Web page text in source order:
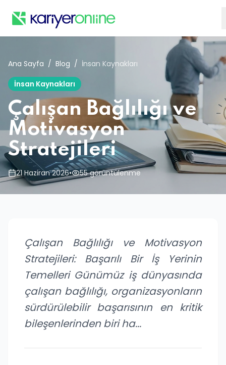
Ana Sayfa / Blog / İnsan Kaynakları
İnsan Kaynakları
Çalışan Bağlılığı ve
Motivasyon
Stratejileri
21 Haziran 2026• 55 görüntülenme
Çalışan Bağlılığı ve Motivasyon
Stratejileri: Başarılı Bir İş Yerinin
Temelleri Günümüz iş dünyasında
çalışan bağlılığı, organizasyonların
sürdürülebilir başarısının en kritik
bileşenlerinden biri ha...